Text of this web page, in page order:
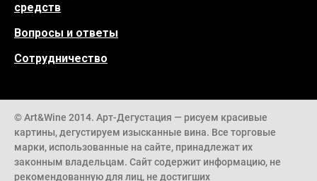
средств
Вопросы и ответы
Сотрудничество
© Art&Wine 2014. Арт-Дегустация — рисуем красивые
картины, дегустируем изысканные вина. Все торговые
марки, использованные на сайте, принадлежат их
законным владельцам. Сайт содержит информацию, не
рекомендованную для лиц, не достигших